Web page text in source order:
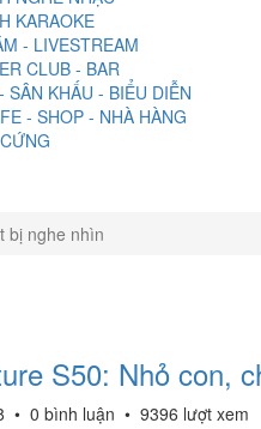
KARAOKE
- LIVESTREAM
CLUB - BAR
SÂN KHẤU - BIỂU DIỄN
- SHOP - NHÀ HÀNG
bị nghe nhìn
S50: Nhỏ con,
• 0 bình luận • 9396 lượt xem